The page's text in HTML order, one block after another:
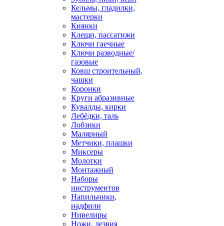
Кельмы, гладилки,
мастерки
Киянки
Клещи, пассатижи
Ключи гаечные
Ключи разводные/
газовые
Ковш строительный,
чашки
Коронки
Круги абразивные
Кувалды, кирки
Лебёдки, таль
Лобзики
Малярный
Метчики, плашки
Миксеры
Молотки
Монтажный
Наборы
инструментов
Напильники,
надфили
Нивелиры
Ножи, лезвия